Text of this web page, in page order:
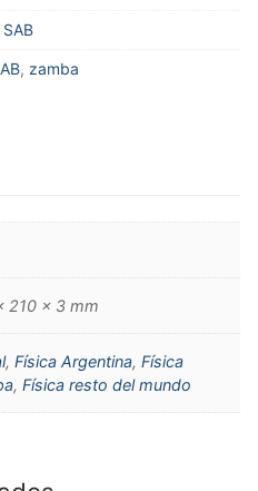
SAB
, zamba
210 × 3 mm
,Física Argentina,Física
,Física resto del mundo